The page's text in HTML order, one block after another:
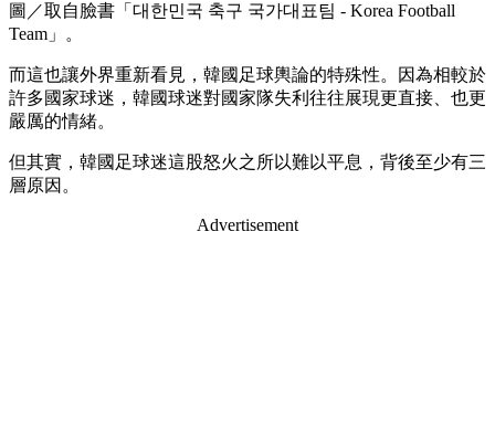
圖／取自臉書「대한민국 축구 국가대표팀 - Korea Football
Team」。
而這也讓外界重新看見，韓國足球輿論的特殊性。因為相較於
許多國家球迷，韓國球迷對國家隊失利往往展現更直接、也更
嚴厲的情緒。
但其實，韓國足球迷這股怒火之所以難以平息，背後至少有三
層原因。
Advertisement